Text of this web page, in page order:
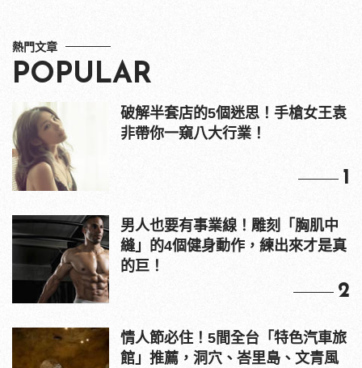
熱門文章
POPULAR
破解半套店的5個迷思！手槍女王袁
非帶你一窺八大行業！
1
男人也要有事業線！雕刻「胸肌中
縫」的4個健身動作，練出來才是真
的巨！
2
情人節必住！5間全台「特色汽車旅
館」推薦，洞穴、峇里島、文青風